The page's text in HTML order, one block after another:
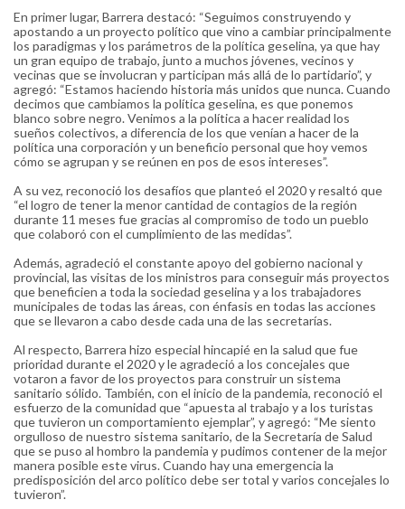
En primer lugar, Barrera destacó: “Seguimos construyendo y
apostando a un proyecto político que vino a cambiar principalmente
los paradigmas y los parámetros de la política geselina, ya que hay
un gran equipo de trabajo, junto a muchos jóvenes, vecinos y
vecinas que se involucran y participan más allá de lo partidario”, y
agregó: “Estamos haciendo historia más unidos que nunca. Cuando
decimos que cambiamos la política geselina, es que ponemos
blanco sobre negro. Venimos a la política a hacer realidad los
sueños colectivos, a diferencia de los que venían a hacer de la
política una corporación y un beneficio personal que hoy vemos
cómo se agrupan y se reúnen en pos de esos intereses”.
A su vez, reconoció los desafíos que planteó el 2020 y resaltó que
“el logro de tener la menor cantidad de contagios de la región
durante 11 meses fue gracias al compromiso de todo un pueblo
que colaboró con el cumplimiento de las medidas”.
Además, agradeció el constante apoyo del gobierno nacional y
provincial, las visitas de los ministros para conseguir más proyectos
que beneficien a toda la sociedad geselina y a los trabajadores
municipales de todas las áreas, con énfasis en todas las acciones
que se llevaron a cabo desde cada una de las secretarías.
Al respecto, Barrera hizo especial hincapié en la salud que fue
prioridad durante el 2020 y le agradeció a los concejales que
votaron a favor de los proyectos para construir un sistema
sanitario sólido. También, con el inicio de la pandemia, reconoció el
esfuerzo de la comunidad que “apuesta al trabajo y a los turistas
que tuvieron un comportamiento ejemplar”, y agregó: “Me siento
orgulloso de nuestro sistema sanitario, de la Secretaría de Salud
que se puso al hombro la pandemia y pudimos contener de la mejor
manera posible este virus. Cuando hay una emergencia la
predisposición del arco político debe ser total y varios concejales lo
tuvieron”.